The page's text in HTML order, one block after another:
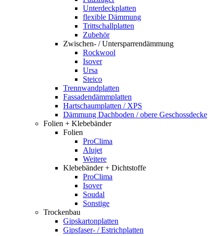
Unterdeckplatten
flexible Dämmung
Trittschallplatten
Zubehör
Zwischen- / Untersparrendämmung
Rockwool
Isover
Ursa
Steico
Trennwandplatten
Fassadendämmplatten
Hartschaumplatten / XPS
Dämmung Dachboden / obere Geschossdecke
Folien + Klebebänder
Folien
ProClima
Alujet
Weitere
Klebebänder + Dichtstoffe
ProClima
Isover
Soudal
Sonstige
Trockenbau
Gipskartonplatten
Gipsfaser- / Estrichplatten